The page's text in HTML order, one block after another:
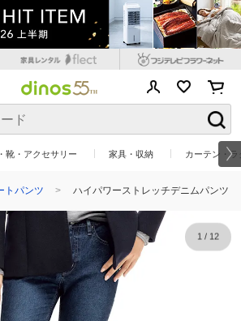
靴・アクセサリー 家具・収納 カーテン・
トパンツ ハイパワーストレッチデニムパンツ
1/ 12